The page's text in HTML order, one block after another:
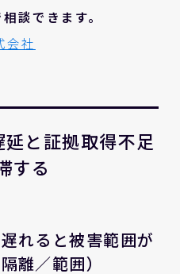
談できます。
会社
と証拠取得不足
する
れると被害範囲が
離／範囲）